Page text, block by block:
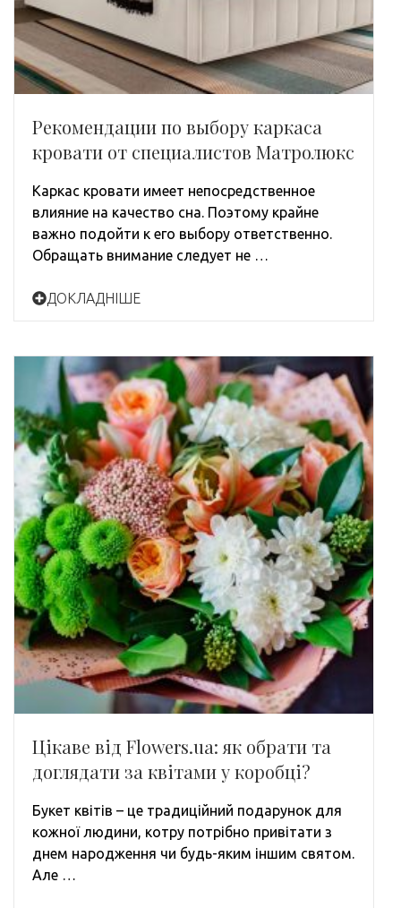
Рекомендации по выбору каркаса
кровати от специалистов Матролюкс
Каркас кровати имеет непосредственное
влияние на качество сна. Поэтому крайне
важно подойти к его выбору ответственно.
Обращать внимание следует не …
ДОКЛАДНІШЕ
Цікаве від Flowers.ua: як обрати та
доглядати за квітами у коробці?
Букет квітів – це традиційний подарунок для
кожної людини, котру потрібно привітати з
днем ​​народження чи будь-яким іншим святом.
Але …